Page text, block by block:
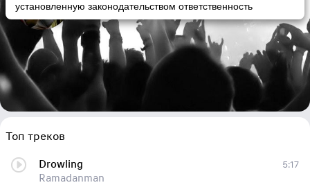
установленную законодательством ответственность
dubstep, electronic, dub
Топ треков
Drowling
Ramadanman
5:17